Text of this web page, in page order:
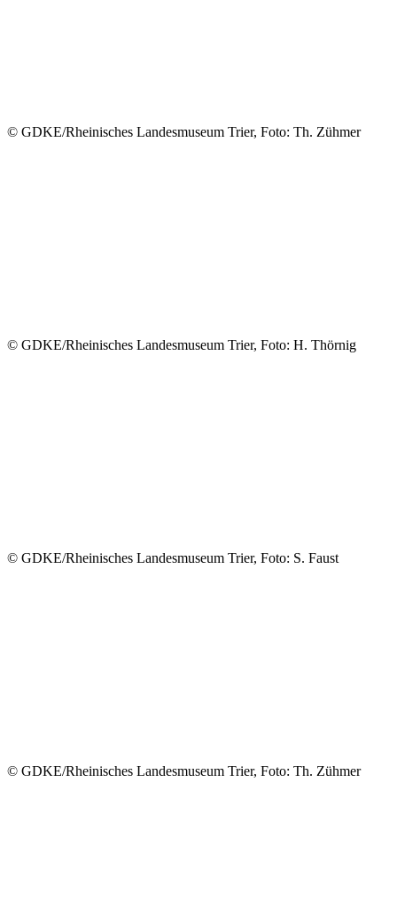
© GDKE/Rheinisches Landesmuseum Trier, Foto: Th. Zühmer
© GDKE/Rheinisches Landesmuseum Trier, Foto: H. Thörnig
© GDKE/Rheinisches Landesmuseum Trier, Foto: S. Faust
© GDKE/Rheinisches Landesmuseum Trier, Foto: Th. Zühmer